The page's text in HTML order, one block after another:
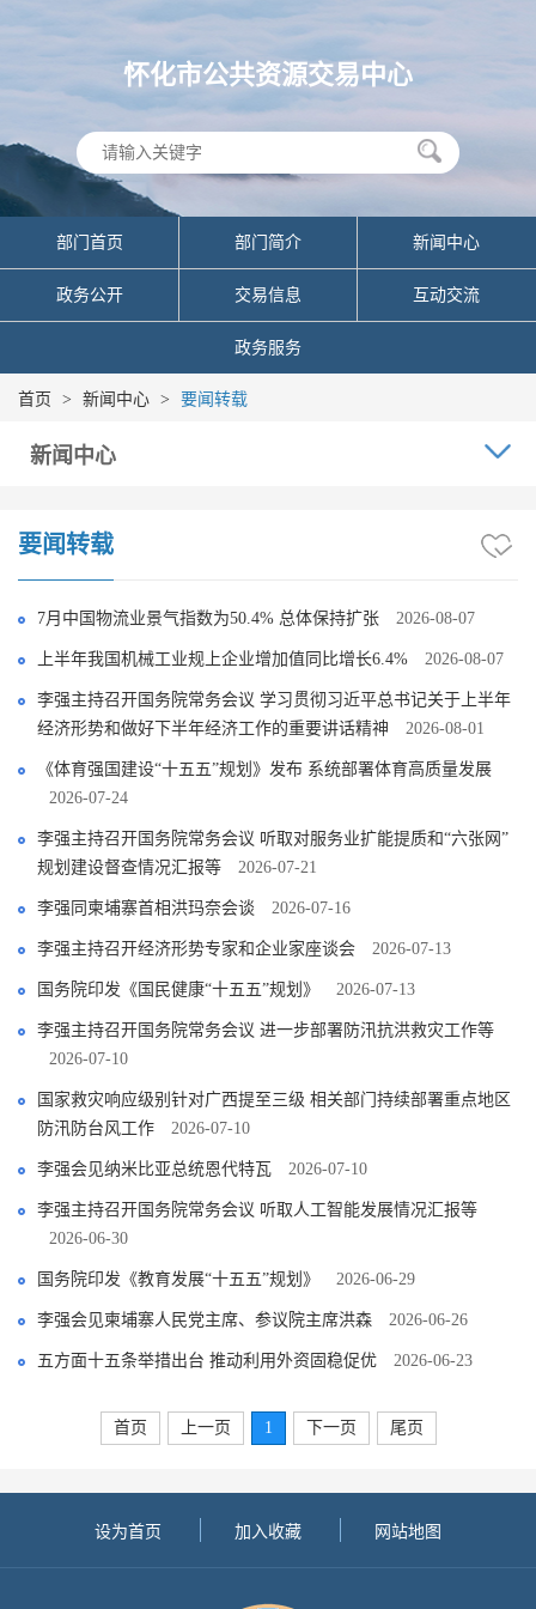
怀化市公共资源交易中心
部门首页 部门简介 新闻中心
政务公开 交易信息 互动交流
政务服务
首页 > 新闻中心 > 要闻转载
新闻中心
要闻转载
7月中国物流业景气指数为50.4% 总体保持扩张 2026-08-07
上半年我国机械工业规上企业增加值同比增长6.4% 2026-08-07
李强主持召开国务院常务会议 学习贯彻习近平总书记关于上半年
经济形势和做好下半年经济工作的重要讲话精神
2026-08-01
《体育强国建设“十五五”规划》发布 系统部署体育高质量发展
2026-07-24
李强主持召开国务院常务会议 听取对服务业扩能提质和“六张网”
规划建设督查情况汇报等
2026-07-21
李强同柬埔寨首相洪玛奈会谈 2026-07-16
李强主持召开经济形势专家和企业家座谈会 2026-07-13
国务院印发《国民健康“十五五”规划》 2026-07-13
李强主持召开国务院常务会议 进一步部署防汛抗洪救灾工作等
2026-07-10
国家救灾响应级别针对广西提至三级 相关部门持续部署重点地区
防汛防台风工作
2026-07-10
李强会见纳米比亚总统恩代特瓦 2026-07-10
李强主持召开国务院常务会议 听取人工智能发展情况汇报等
2026-06-30
国务院印发《教育发展“十五五”规划》 2026-06-29
李强会见柬埔寨人民党主席、参议院主席洪森 2026-06-26
五方面十五条举措出台 推动利用外资固稳促优 2026-06-23
首页 上一页 1 下一页 尾页
设为首页 加入收藏 网站地图